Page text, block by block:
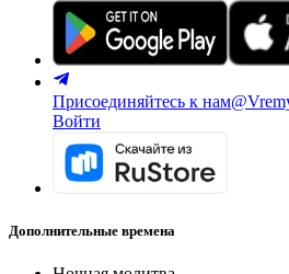
Присоединяйтесь к нам
Войти
Дополнительные времена